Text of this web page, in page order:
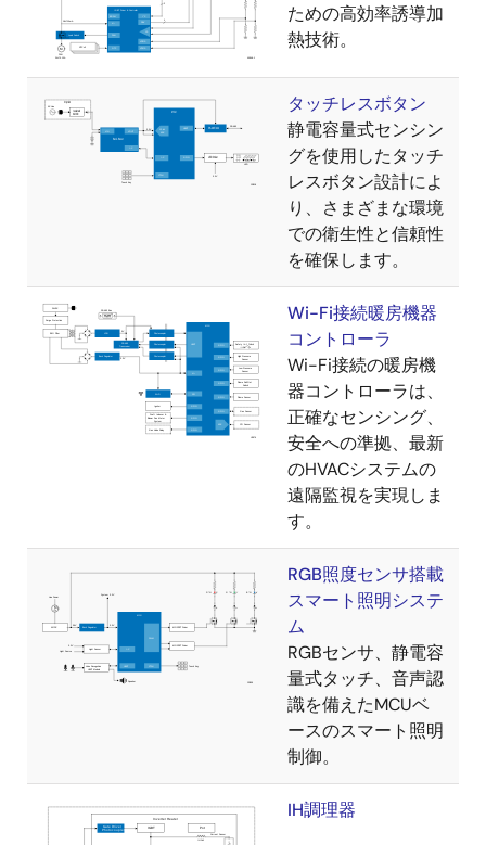
ための高効率誘導加
熱技術。
タッチレスボタン
静電容量式センシン
グを使用したタッチ
レスボタン設計によ
り、さまざまな環境
での衛生性と信頼性
を確保します。
Wi-Fi接続暖房機器
コントローラ
Wi-Fi接続の暖房機
器コントローラは、
正確なセンシング、
安全への準拠、最新
のHVACシステムの
遠隔監視を実現しま
す。
RGB照度センサ搭載
スマート照明システ
ム
RGBセンサ、静電容
量式タッチ、音声認
識を備えたMCUベ
ースのスマート照明
制御。
IH調理器